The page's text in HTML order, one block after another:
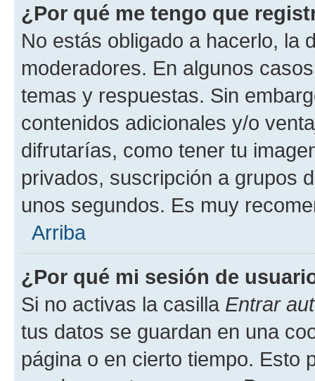
¿Por qué me tengo que
No estás obligado a hacerlo, la
moderadores. En algunos
temas y respuestas. Sin
contenidos adicionales y/o
difrutarías, como tener tu
privados, suscripción a grupos
unos segundos. Es muy
Arriba
¿Por qué mi sesión de
Si no activas la casilla Entrar
tus datos se guardan en una
página o en cierto tiempo. Esto